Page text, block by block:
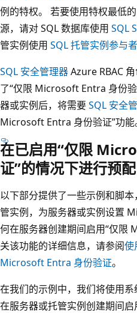
例的特权。 若要使用特权最低
源，请对 SQL 数据库使用 SQL
管实例使用 SQL 托管实例参与者
SQL 安全管理器Azure RBAC
了“仅限 Microsoft Entra 身份
器或实例后，将需要SQL 安全
Microsoft Entra 身份验证”功能
在已启用“仅限
证”的情况下进行预配
以下部分提供了一些示例和脚
管实例，为服务器或实例设置
何在服务器创建期间启用“仅限
关该功能的详细信息，请参阅使
Microsoft Entra 身份验证。
在我们的示例中，我们将使用系
在服务器或托管实例创建期间